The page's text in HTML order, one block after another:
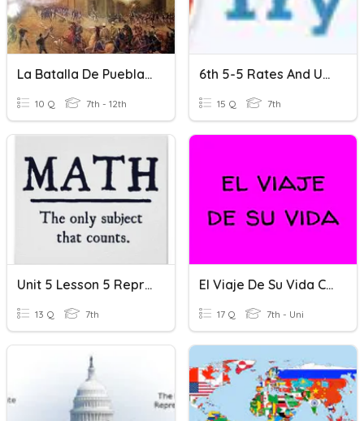
La Batalla De Puebla, 5 De Mayo
10 Q 7th - 12th
6th 5-5 Rates And Unit Rates
15 Q 7th
Unit 5 Lesson 5 Representing Subtration
13 Q 7th
El Viaje De Su Vida Ch 5
17 Q 7th - Uni